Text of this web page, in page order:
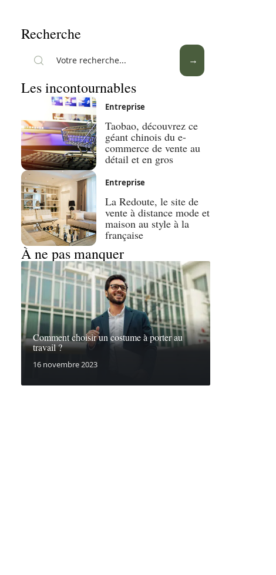
Recherche
Les incontournables
Entreprise
Taobao, découvrez ce
géant chinois du e-
commerce de vente au
détail et en gros
Entreprise
La Redoute, le site de
vente à distance mode et
maison au style à la
française
À ne pas manquer
Comment choisir un costume à porter au
travail ?
16 novembre 2023